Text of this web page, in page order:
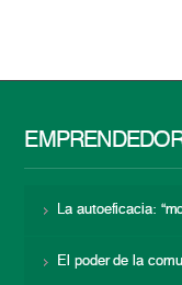
La autoeficacia:
El poder de la